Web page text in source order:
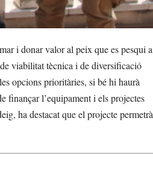
i donar valor al peix que es pesqui a
viabilitat tècnica i de diversificació
opcions prioritàries, si bé hi haurà
finançar l’equipament i els projectes
ha destacat que el projecte permetrà